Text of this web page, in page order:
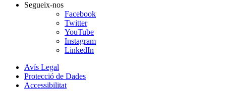
Segueix-nos
Facebook
Twitter
YouTube
Instagram
LinkedIn
Avís Legal
Protecció de Dades
Accessibilitat